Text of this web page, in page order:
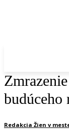
budúceho
Redakcia Žien v